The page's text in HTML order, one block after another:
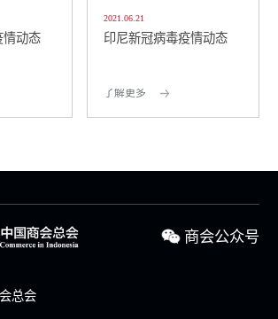
情动态
2021.06.21
印尼新冠病毒疫情动态
了解更多
商会公众号
总会